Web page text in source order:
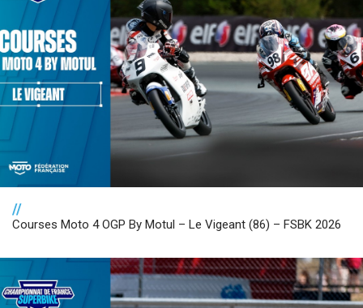
//
Courses Moto 4 OGP By Motul – Le Vigeant (86) – FSBK 2026